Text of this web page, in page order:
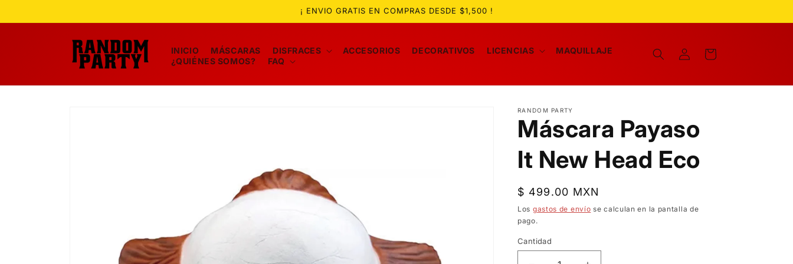
al contenido
¡ ENVIO GRATIS EN COMPRAS DESDE $1,500 !
INICIO MÁSCARAS DISFRACES ACCESORIOS DECORATIVOS LICENCIAS
MAQUILLAJE
¿QUIÉNES SOMOS?
FAQ
Iniciar
sesión
Carrito
RANDOM PARTY
Máscara Payaso
It New Head Eco
Precio
habitual
$ 499.00 MXN
Los gastos de envío se calculan en la pantalla de
pago.
Cantidad